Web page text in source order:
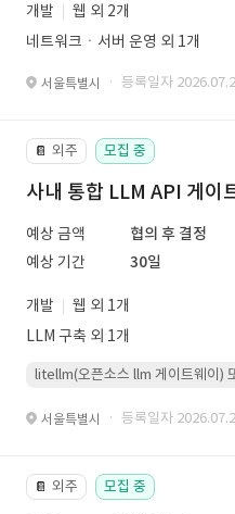
개발
웹 외 2개
네트워크ㆍ서버 운영 외 1개
서울특별시 · 등록일자
📔 외주 모집 중
사내 통합 LLM API 게이
예상 금액
협의 후 결정
예상 기간
30일
개발
웹 외 1개
LLM 구축 외 1개
litellm(오픈소스 llm 게이트웨이)
서울특별시 · 등록일자
📔 외주 모집 중